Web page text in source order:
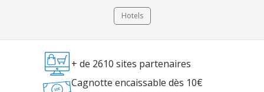
Hotels
+ de 2610 sites partenaires
Cagnotte encaissable dès 10€